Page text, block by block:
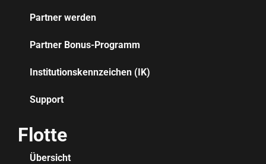
Partner werden
Partner Bonus-Programm
Institutionskennzeichen (IK)
Support
Flotte
Übersicht